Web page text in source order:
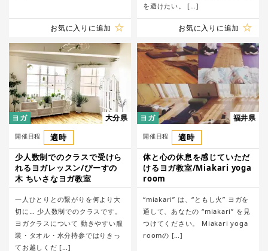
お気に入りに追加
を避けたい。 […]
お気に入りに追加
ヨガ 大分県
開催日程
適時
少人数制でのクラスで受けら
れるヨガレッスン/ぴーすの
木 ちいさなヨガ教室
一人ひとりとの繋がりを何より大
切に… 少人数制でのクラスです。 ​
ヨガクラスについて 動きやすい服
装・タオル・水分持参ではりきっ
てお越しくだ […]
ヨガ 福井県
開催日程
適時
体と心の休息を感じていただ
けるヨガ教室/Miakari yoga
room
“miakari” は、“ともし火” ヨガを
通して、あなたの “miakari” を見
つけてください。 Miakari yoga
roomの […]